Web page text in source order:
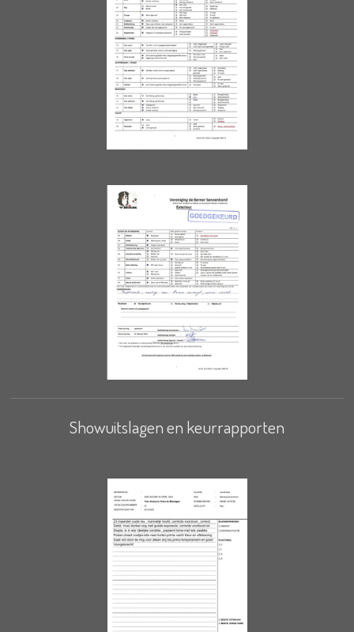
Showuitslagen en keurrapporten